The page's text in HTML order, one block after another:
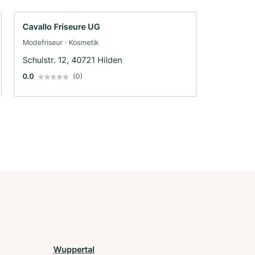
Cavallo Friseure UG
Modefriseur · Kosmetik
Schulstr. 12, 40721 Hilden
0.0 (0)
Wuppertal